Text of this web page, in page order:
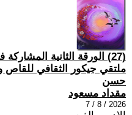
(27) الورقة الثانية
ملتقي جيكور الثقافي للقاص
حسن
مقداد مسعود
2026 / 8 / 7